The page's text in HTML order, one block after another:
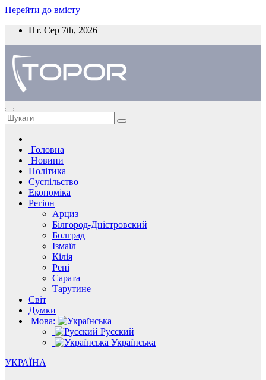
Перейти до вмісту
Пт. Сер 7th, 2026
Головна
Новини
Політика
Суспільство
Економіка
Регіон
Арциз
Білгород-Дністровский
Болград
Ізмаїл
Кілія
Рені
Сарата
Тарутине
Світ
Думки
Мова:
Русский
Українська
УКРАЇНА